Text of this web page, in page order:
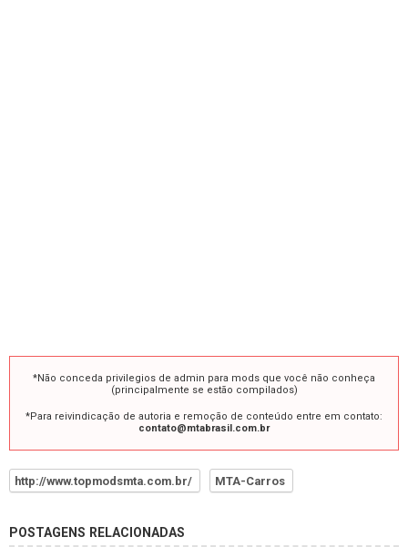
*Não conceda privilegios de admin para mods que você não conheça
(principalmente se estão compilados)
*Para reivindicação de autoria e remoção de conteúdo entre em contato:
contato@mtabrasil.com.br
http://www.topmodsmta.com.br/ MTA-Carros
POSTAGENS RELACIONADAS